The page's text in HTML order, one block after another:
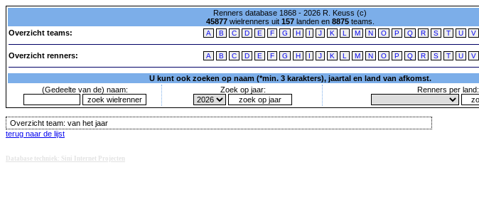
Renners database 1868 - 2026 R. Keuss (c)
45877wielrenners uit 157landen en 8875teams.
Overzicht teams:
A B C D E F G H I J K L M N O P Q R S T U V
Overzicht renners: A B C D E F G H I J K L M N O P Q R S T U V
U kunt ook zoeken op naam (*min. 3 karakters), jaartal en land van afkomst.
(Gedeelte van de) naam:
Zoek op jaar: Renners per land:
Overzicht team: van het jaar
terug naar de lijst
Database techniek: Sini Internet Projecten